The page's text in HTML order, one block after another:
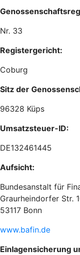
Nr. 33
Registergericht:
Coburg
Sitz der
96328 Küps
Umsatzsteuer-ID:
DE132461445
Aufsicht:
Bundesanstalt für
Graurheindorfer Str.
53117 Bonn
www.bafin.de
Einlagensicherung